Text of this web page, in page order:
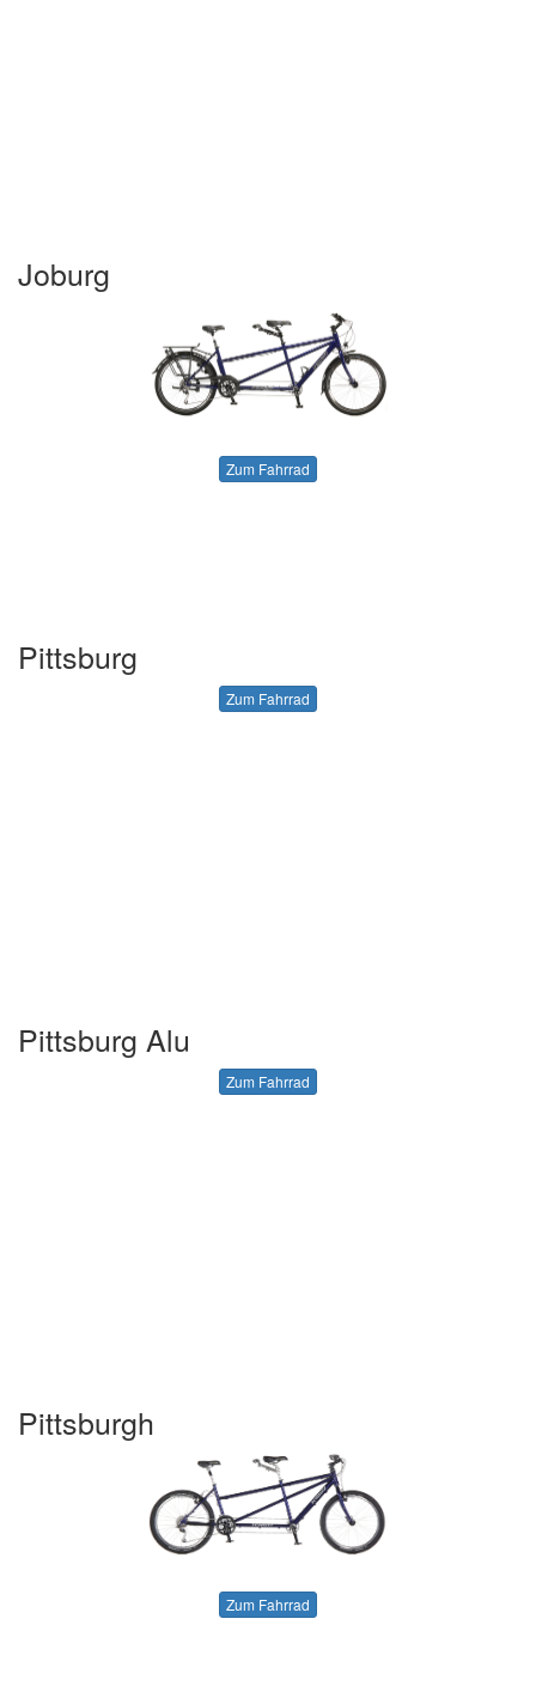
Joburg
Zum Fahrrad
Pittsburg
Zum Fahrrad
Pittsburg Alu
Zum Fahrrad
Pittsburgh
Zum Fahrrad